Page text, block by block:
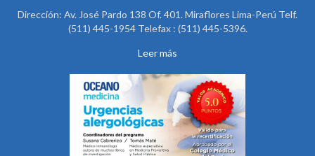
Dirección: Av. José Pardo 138 Of. 401. Miraflores Lima-Perú Telf.
(511) 445-1954 Telefax : (511) 445-5396.
Leer más